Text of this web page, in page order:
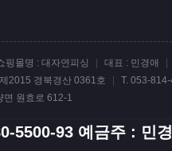
핑몰명 : 대자연피싱 | 대표 : 민경애 |
2015 경북경산 0361호
| T. 053-
면 원효로 612-1
5500-93 예금주 : 민